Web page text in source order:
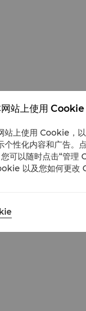
站上使用 Cookie
站上使用 Cookie，
个性化内容和广告。
可以随时点击“管理
以及您如何更改